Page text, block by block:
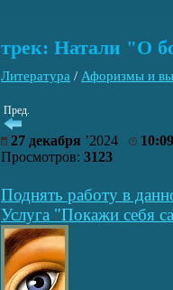
трек: Натали "О
Литература / Афоризмы и
Пред.
27 декабря ’2024
10:09
Просмотров: 3123
Поднять работу в
Услуга "Покажи себя